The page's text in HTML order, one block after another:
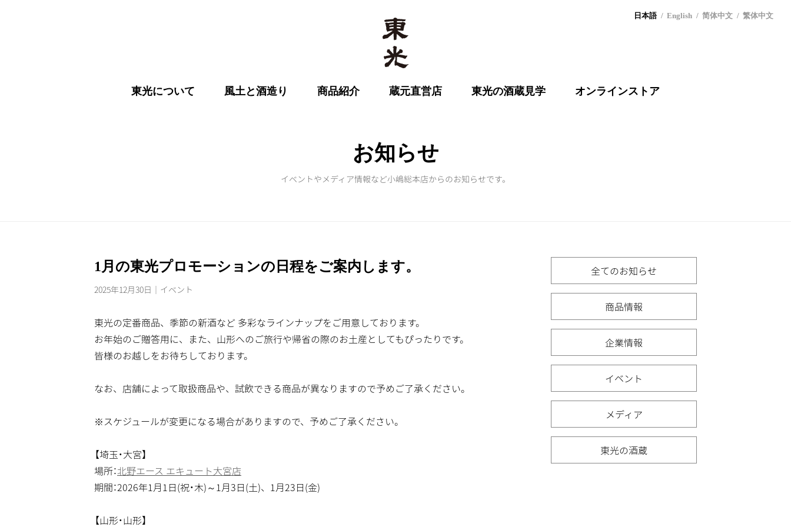
日本語 English 简体中文 繁体中文
東光について 風土と酒造り 商品紹介 蔵元直営店 東光の酒蔵見学 オンラインストア
お知らせ
イベントやメディア情報など小嶋総本店からのお知らせです。
1月の東光プロモーションの日程をご案内します。
2025年12月30日 イベント
東光の定番商品、季節の新酒など 多彩なラインナップをご用意しております。
お年始のご贈答用に、また、山形へのご旅行や帰省の際のお土産としてもぴったりです。
皆様のお越しをお待ちしております。
なお、店舗によって取扱商品や、試飲できる商品が異なりますので予めご了承ください。
※スケジュールが変更になる場合がありますので、予めご了承ください。
【埼玉・大宮】
場所：北野エース エキュート大宮店
期間：2026年1月1日(祝・木)～1月3日(土)、1月23日(金)
【山形・山形】
全てのお知らせ
商品情報
企業情報
イベント
メディア
東光の酒蔵